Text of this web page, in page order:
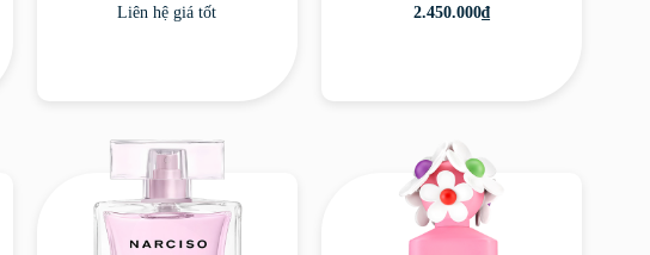
Liên hệ giá tốt 2.450.000₫